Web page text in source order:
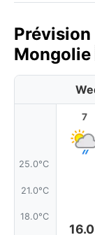
25.0°C
21.0°C
18.0°C
7